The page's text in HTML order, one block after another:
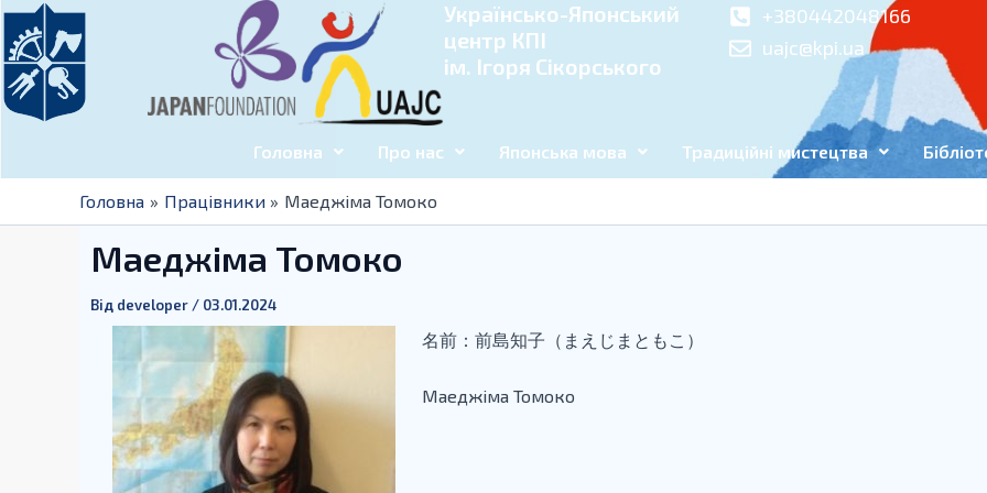
Перейти
до
вмісту
Українсько-Японський
центр КПІ
ім. Ігоря Сікорського
+380442048166
uajc@kpi.ua
Головна Про нас Японська мова Традиційні мистецтва
Головна Працівники Маеджіма Томоко
Маеджіма Томоко
Від developer / 03.01.2024
名前：前島知子（まえじまともこ）
Маеджіма Томоко
Навігація
по
запису